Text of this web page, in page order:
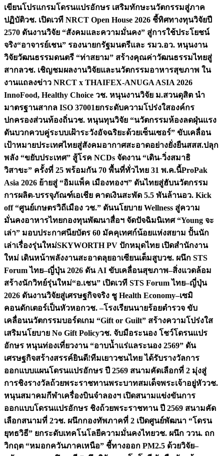
เขียนโปรแกรมโดรนแปรอักษร เสริมทักษะนวัตกรรมสู่ภาค
ปฏิบัติวช. เปิดเวที NRCT Open House 2026 ชี้ทิศทางทุนวิจัยปี
2570 ดันงานวิจัย “สังคมและความมั่นคง” สู่การใช้ประโยชน์
จริง“อาจารย์เชน” รองนายกรัฐมนตรีและ รมว.อว. หนุนงาน
วิจัยวัฒนธรรมดนตรี “ท่าสยาม” สร้างคุณค่าวัฒนธรรมไทยสู่
สากลวช. เชิญชมผลงานวิจัยและนวัตกรรมอาหารสุขภาพ ใน
งานแถลงข่าว NRCT x THAIFEX-ANUGA ASIA 2026
InnoFood, Healthy Choice วช. หนุนงานวิจัย ม.สวนดุสิต นำ
มาตรฐานสากล ISO 37001ยกระดับความโปร่งใสองค์กร
ปกครองส่วนท้องถิ่นวช. หนุนทุนวิจัย “นวัตกรรมห้องลดฝุ่นแรง
ดันบวกควบคู่ระบบเฝ้าระวังอัจฉริยะด้วยเซ็นเซอร์” ขับเคลื่อน
เป้าหมายประเทศไทยสู่สังคมอากาศสะอาดอย่างยั่งยืนสสส.ปลุก
พลัง “ขยับประเทศ” สู้โรค NCDs จัดงาน “เดิน-วิ่งสมาธิ
วิสาขะ” ครั้งที่ 25 พร้อมกัน 70 พื้นที่ทั่วไทย 31 พ.ค.นี้ProPak
Asia 2026 ย้ายสู่ “อิมแพ็ค เมืองทองฯ” ดันไทยสู่ฮับนวัตกรรม
การผลิต-บรรจุภัณฑ์เอเชีย คาดเงินสะพัด 5.5 พันล้านอว. Kick
off “ศูนย์เกษตรวิถีเมือง วช.” ดันนโยบาย Wellness สู่ความ
มั่นคงอาหารไทยกองทุนพัฒนาสื่อฯ จัดปัจฉิมนิเทศ “Young จะ
เล่า” มอบประกาศนียบัตร 60 มัคคุเทศก์น้อยแห่งสยาม ปั้นนัก
เล่าเรื่องรุ่นใหม่SKYWORTH PV ปักหมุดไทย เปิดสำนักงาน
ใหม่ เดินหน้าพลังงานสะอาดลุยอาเซียนเต็มสูบวช. ผนึก STS
Forum ไทย–ญี่ปุ่น 2026 ดัน AI ขับเคลื่อนสุขภาพ–สิ่งแวดล้อม
สร้างนักวิทย์รุ่นใหม่“อ.เชน” เปิดเวที STS Forum ไทย–ญี่ปุ่น
2026 ดันงานวิจัยสู่เศรษฐกิจจริง ชู Health Economy–เซมิ
คอนดักเตอร์เป็นหัวหอกวช. –โรงเรียนนายร้อยตำรวจ ขับ
เคลื่อนนวัตกรรมบอร์ดเกม “Gift or Guilt” สร้างความโปร่งใส
เสริมนโยบาย No Gift Policyวช. จับมือระนอง โชว์โดรนแปร
อักษร หนุนท่องเที่ยวงาน “อาบน้ำแร่แลระนอง 2569” ดัน
เศรษฐกิจสร้างสรรค์ยินดี!ทีมเยาวชนไทย ได้รับรางวัลการ
ออกแบบแผนโดรนแปรอักษร ปี 2569 สนามคัดเลือกที่ 2 มุ่งสู่
การชิงรางวัลถ้วยพระราชทานพระบาทสมเด็จพระเจ้าอยู่หัววช.
หนุนสมาคมกีฬาเครื่องบินจำลองฯ เปิดสนามแข่งขันการ
ออกแบบโดรนแปรอักษร ชิงถ้วยพระราชทาน ปี 2569 สนามคัด
เลือกสนามที่ 2วช. ผนึกกองทัพภาคที่ 2 เปิดศูนย์พัฒนา “โดรน
ยุทธวิธี” ยกระดับเทคโนโลยีความมั่นคงไทยวช. ผนึก ววน. ถก
วิกฤต “หมอกควันภาคเหนือ” ชี้ทางออก PM2.5 ด้วยวิจัย–